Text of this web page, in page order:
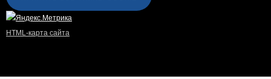
HTML-карта сайта